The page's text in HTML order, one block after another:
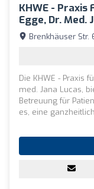
KHWE - Praxis
Egge, Dr. Med.
Brenkhäuser Str.
Die KHWE - Praxis
med. Jana Lucas,
Betreuung für
es, eine